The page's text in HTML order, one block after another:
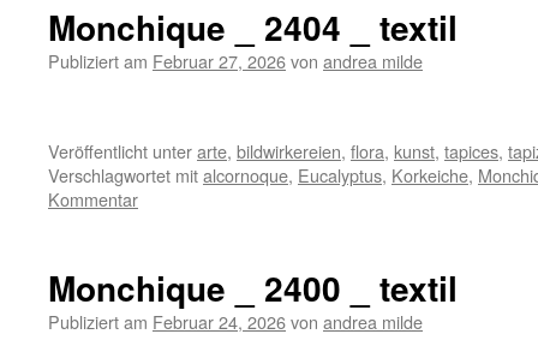
Monchique _ 2404 _ textil
Publiziert am Februar 27, 2026von andrea milde
Veröffentlicht unterarte, bildwirkereien, flora, kunst, tapices,
Verschlagwortet mitalcornoque, Eucalyptus, Korkeiche,
Kommentar
Monchique _ 2400 _ textil
Publiziert am Februar 24, 2026von andrea milde